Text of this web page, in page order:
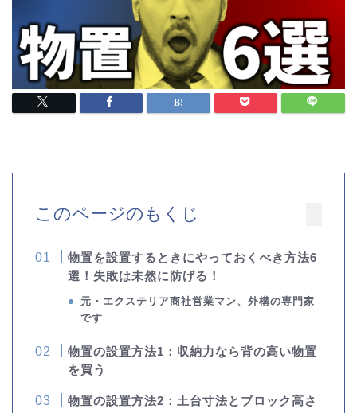
このページのもくじ
物置を設置するときにやっておくべき方法6
選！失敗は未然に防げる！
元・エクステリア商社営業マン、外構の専門家
です
物置の設置方法1：収納力なら背の高い物置
を買う
物置の設置方法2：土台寸法とブロック高さ